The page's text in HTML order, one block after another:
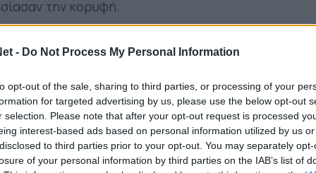
- Do Not Process My Personal Information
opt-out of the sale, sharing to third parties, or processing of your
for targeted advertising by us, please use the below opt-out
selection. Please note that after your opt-out request is processed
interest-based ads based on personal information utilized by us
to third parties prior to your opt-out. You may separately
of your personal information by third parties on the IAB’s list of
την κορυφή.
στο ματς της τελευταίας αγωνιστικής του Ά
το προσεχές Σάββατο (6/12- 18:00) την
σημασίας, με δεδομένο ότι ΑΓΣΙ-
Απαιτείται μεγάλη προσήλωση και σωστή
μπορέσει το σύνολο του Βασίλη Ζαρκάδα να